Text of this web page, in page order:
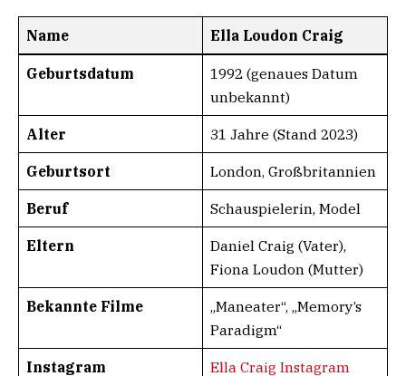
Name Ella Loudon Craig
Geburtsdatum
1992 (genaues Datum
unbekannt)
Alter 31 Jahre (Stand 2023)
Geburtsort London, Großbritannien
Beruf Schauspielerin, Model
Eltern
Daniel Craig (Vater),
Fiona Loudon (Mutter)
Bekannte Filme
„Maneater“, „Memory’s
Paradigm“
Instagram Ella Craig Instagram